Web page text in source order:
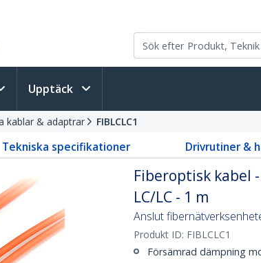
Upptäck
kablar & adaptrar FIBLCLC1
Tekniska specifikationer Drivrutiner &
Fiberoptisk kabel
LC/LC - 1 m
Anslut
Produkt ID: FIBLCLC1
Försämrad dämpning